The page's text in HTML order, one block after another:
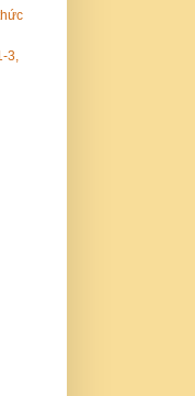
3,